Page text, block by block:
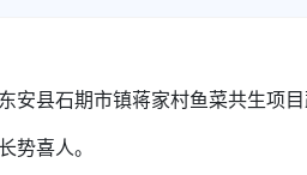
安县石期市镇蒋家村鱼菜共生项
势喜人。